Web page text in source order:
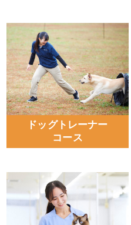
ドッグトレーナー
コース